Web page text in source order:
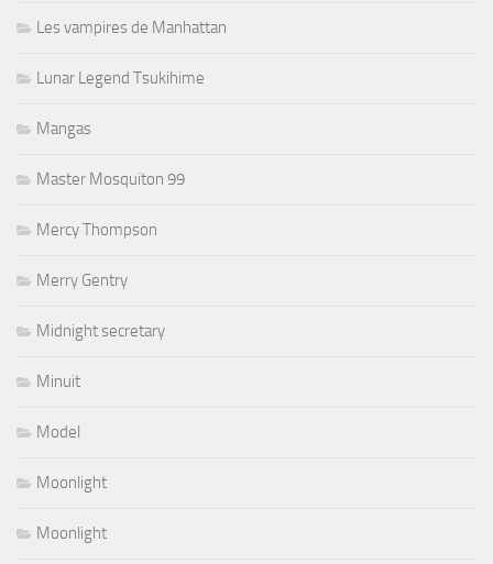
Les vampires de Manhattan
Lunar Legend Tsukihime
Mangas
Master Mosquiton 99
Mercy Thompson
Merry Gentry
Midnight secretary
Minuit
Model
Moonlight
Moonlight